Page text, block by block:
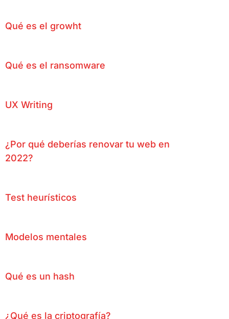
Qué es el growht
Qué es el ransomware
UX Writing
¿Por qué deberías renovar tu web en
2022?
Test heurísticos
Modelos mentales
Qué es un hash
¿Qué es la criptografía?